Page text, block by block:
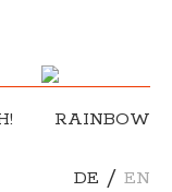
RAINBOW
DE / EN